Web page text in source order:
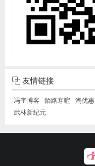
友情链接
冯奎博客 陌路寒暄 淘优惠
武林新纪元